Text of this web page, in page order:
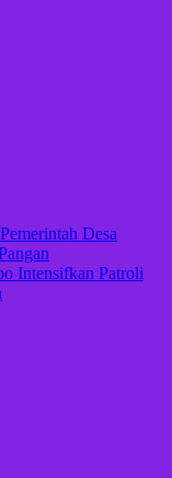
Desa
Intensifkan Patroli